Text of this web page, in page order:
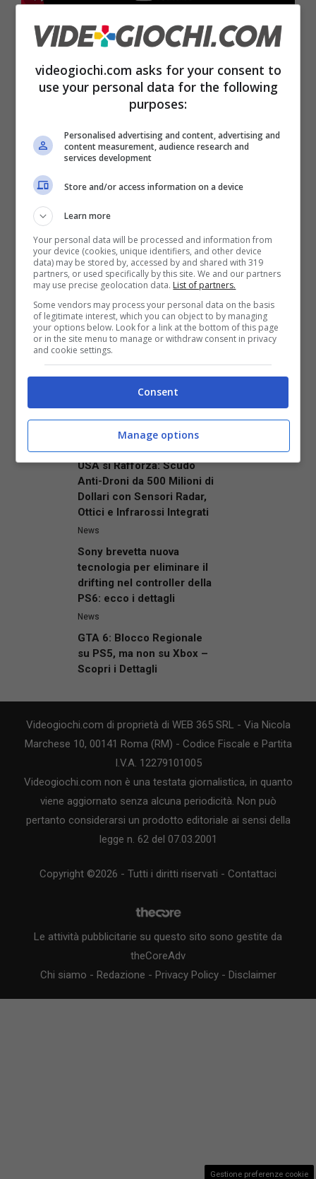
Overwatch è disponibile per PlayStation 4,
Xbox One e PC.
Articoli recenti
News
Prezzo del preordine su
PS5 in calo
News
Nothing cambia rotta:
l’obiettivo è diventare
un’azienda ‘AI First’ per
affrontare la crisi delle
memorie
News
Apple impone limiti su Siri
AI: l’uso eccessivo
richiederà un
abbonamento a iCloud+
La Difesa dell’Air Force
USA si Rafforza: Scudo
Anti-Droni da 500 Milioni di
Dollari con Sensori Radar,
Ottici e Infrarossi Integrati
News
Sony brevetta nuova
tecnologia per eliminare il
drifting nel controller della
PS6: ecco i dettagli
News
GTA 6: Blocco Regionale
su PS5, ma non su Xbox –
Scopri i Dettagli
Videogiochi.com di proprietà di WEB 365 SRL - Via Nicola
Marchese 10, 00141 Roma (RM) - Codice Fiscale e Partita
I.V.A. 12279101005
Videogiochi.com non è una testata giornalistica, in quanto
viene aggiornato senza alcuna periodicità. Non può
pertanto considerarsi un prodotto editoriale ai sensi della
legge n. 62 del 07.03.2001
Copyright ©2026 - Tutti i diritti riservati - Contattaci
Le attività pubblicitarie su questo sito sono gestite da
theCoreAdv
Chi siamo - Redazione - Privacy Policy- Disclaimer
Gestione preferenze cookie
videogiochi.com asks for your consent to
use your personal data for the following
purposes:
Personalised advertising and content, advertising and
content measurement, audience research and
services development
Store and/or access information on a device
Learn more
Your personal data will be processed and information from
your device (cookies, unique identifiers, and other device
data) may be stored by, accessed by and shared with 319
partners, or used specifically by this site. We and our partners
may use precise geolocation data. List of partners.
Some vendors may process your personal data on the basis
of legitimate interest, which you can object to by managing
your options below. Look for a link at the bottom of this page
or in the site menu to manage or withdraw consent in privacy
and cookie settings.
Consent
Manage options